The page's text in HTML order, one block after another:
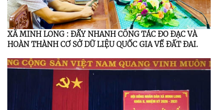
XÃ MINH LONG : ĐẨY NHANH CÔNG TÁC ĐO ĐẠC VÀ
HOÀN THÀNH CƠ SỞ DỮ LIỆU QUỐC GIA VỀ ĐẤT ĐAI.